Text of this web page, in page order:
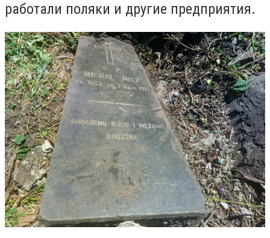
работали поляки и другие предприятия.